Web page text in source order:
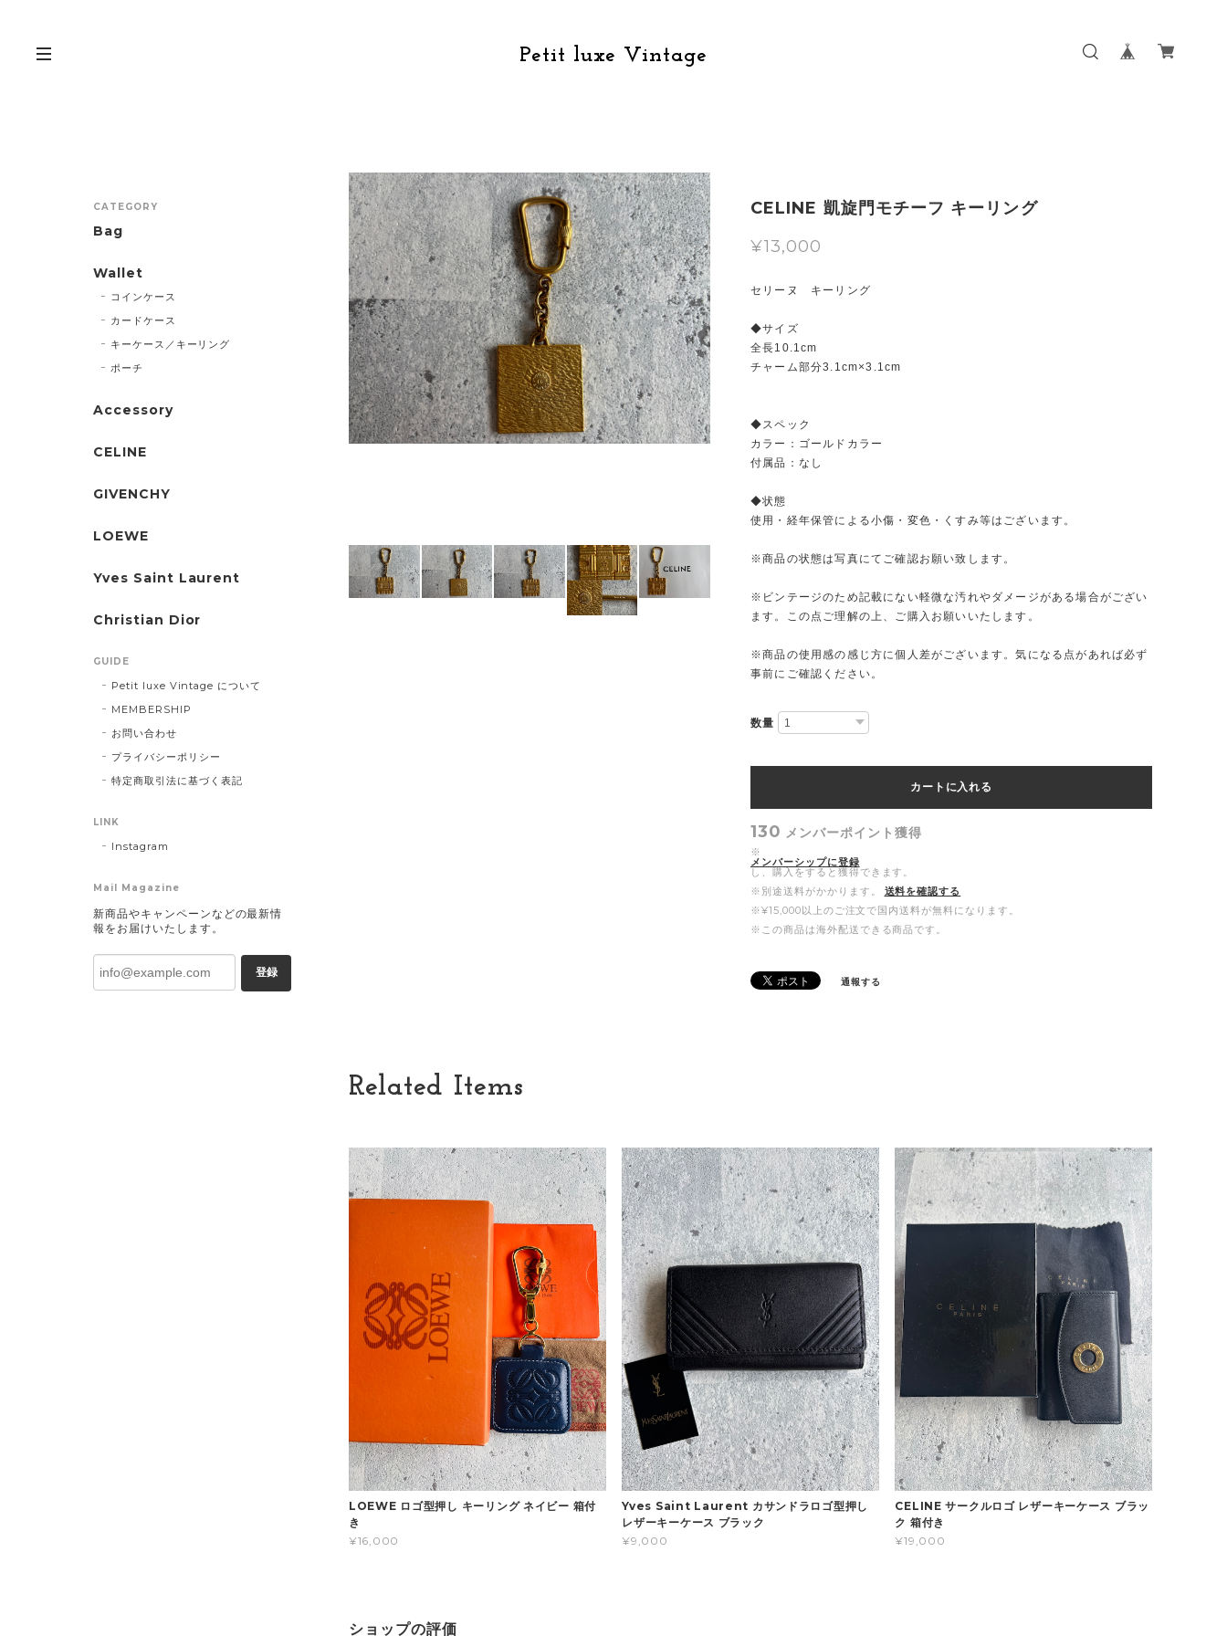
Petit luxe Vintage
CELINE 凱旋門モチーフ キーリング
¥13,000
セリーヌ キーリング
◆サイズ
全長10.1cm
チャーム部分3.1cm×3.1cm
◆スペック
カラー：ゴールドカラー
付属品：なし
◆状態
使用・経年保管による小傷・変色・くすみ等はございます。
※商品の状態は写真にてご確認お願い致します。
※ビンテージのため記載にない軽微な汚れやダメージがある場合がござい
ます。この点ご理解の上、ご購入お願いいたします。
※商品の使用感の感じ方に個人差がございます。気になる点があれば必ず
事前にご確認ください。
数量
カートに入れる
130 メンバーポイント 獲得
※
メンバーシップに登録
し、購入をすると獲得できます。
※別途送料がかかります。
送料を確認する
※¥15,000以上のご注文で国内送料が無料になります。
※この商品は海外配送できる商品です。
通報する
Related Items
LOEWE ロゴ型押し キーリング ネイビー 箱付
き
¥16,000
Yves Saint Laurent カサンドラロゴ型押し
レザーキーケース ブラック
¥9,000
CELINE サークルロゴ レザーキーケース ブラッ
ク 箱付き
¥19,000
ショップの評価
CATEGORY
Bag
Wallet
コインケース
カードケース
キーケース／キーリング
ポーチ
Accessory
CELINE
GIVENCHY
LOEWE
Yves Saint Laurent
Christian Dior
GUIDE
Petit luxe Vintage について
MEMBERSHIP
お問い合わせ
プライバシーポリシー
特定商取引法に基づく表記
LINK
Instagram
Mail Magazine
新商品やキャンペーンなどの最新情
報をお届けいたします。
登録